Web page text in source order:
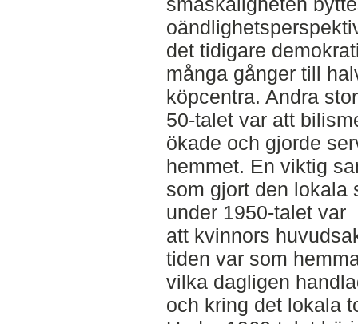
det tidigare
många gånger till
köpcentra. Andra
50-talet var att
ökade och gjorde
hemmet. En viktig
som gjort den lokala
under 1950-talet var
att kvinnors
tiden var som
vilka dagligen
och kring det lokala